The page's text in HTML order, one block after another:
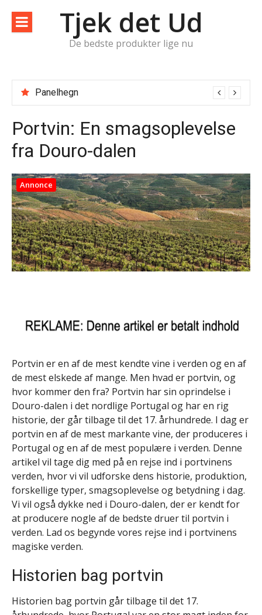
indhold
Tjek det Ud
De bedste produkter lige nu
Panelhegn
Portvin: En smagsoplevelse
fra Douro-dalen
Annonce
Portvin er en af ​​de mest kendte vine i verden og en af ​​
de mest elskede af mange. Men hvad er portvin, og
hvor kommer den fra? Portvin har sin oprindelse i
Douro-dalen i det nordlige Portugal og har en rig
historie, der går tilbage til det 17. århundrede. I dag er
portvin en af ​​de mest markante vine, der produceres i
Portugal og en af ​​de mest populære i verden. Denne
artikel vil tage dig med på en rejse ind i portvinens
verden, hvor vi vil udforske dens historie, produktion,
forskellige typer, smagsoplevelse og betydning i dag.
Vi vil også dykke ned i Douro-dalen, der er kendt for
at producere nogle af de bedste druer til portvin i
verden. Lad os begynde vores rejse ind i portvinens
magiske verden.
Historien bag portvin
Historien bag portvin går tilbage til det 17.